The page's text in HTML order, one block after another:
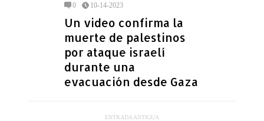
0 10-14-2023
Un video confirma la
muerte de palestinos
por ataque israelí
durante una
evacuación desde Gaza
ENTRADA ANTIGUA